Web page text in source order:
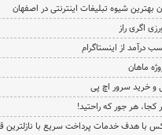
شیوه تبلیغات اینترنتی در اصفهان
اگری راز
درآمد از اینستاگرام
ماهان
کجا، هر جور که راحتید!
با هدف خدمات پرداخت سریع با نازلترین